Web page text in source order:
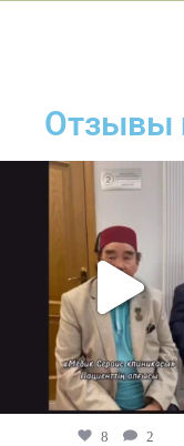
Отзывы
8 2